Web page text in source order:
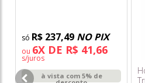
R$ 237,49 NO PIX
ou 6X DE R$ 41,66
s/juros
à vista com 5% de